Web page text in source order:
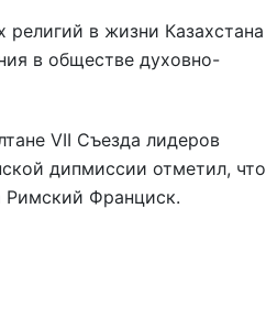
в жизни Казахстана
в обществе духовно-
VII Съезда лидеров
дипмиссии отметил, что
Римский Франциск.